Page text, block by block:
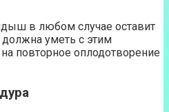
в любом случае оставит
уметь с этим
повторное оплодотворение